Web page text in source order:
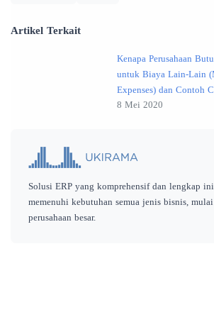
Artikel Terkait
Kenapa Perusahaan
untuk Biaya Lain-Lain
Expenses) dan Contoh
8 Mei 2020
Solusi ERP yang komprehensif dan lengkap
memenuhi kebutuhan semua jenis bisnis,
perusahaan besar.